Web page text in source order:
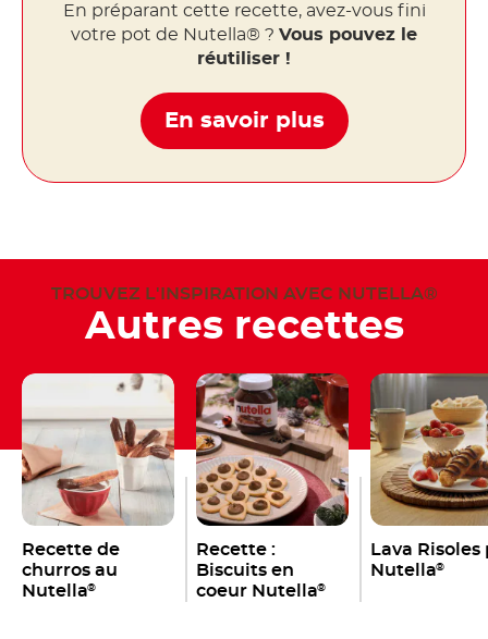
En préparant cette recette, avez-vous fini
votre pot de Nutella® ? Vous pouvez le
réutiliser !
En savoir plus
TROUVEZ L'INSPIRATION AVEC NUTELLA®
Autres recettes
Recette de
churros au
Nutella®
Recette :
Biscuits en
coeur Nutella®
Lava Risoles
Nutella®